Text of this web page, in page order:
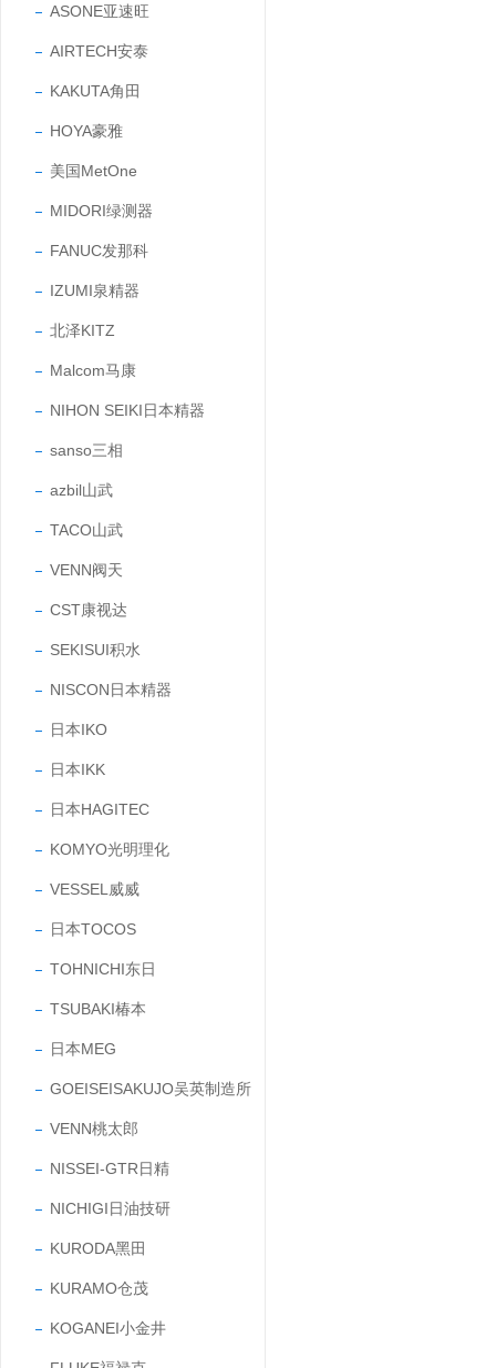
ASONE亚速旺
AIRTECH安泰
KAKUTA角田
HOYA豪雅
美国MetOne
MIDORI绿测器
FANUC发那科
IZUMI泉精器
北泽KITZ
Malcom马康
NIHON SEIKI日本精器
sanso三相
azbil山武
TACO山武
VENN阀天
CST康视达
SEKISUI积水
NISCON日本精器
日本IKO
日本IKK
日本HAGITEC
KOMYO光明理化
VESSEL威威
日本TOCOS
TOHNICHI东日
TSUBAKI椿本
日本MEG
GOEISEISAKUJO吴英制造所
VENN桃太郎
NISSEI-GTR日精
NICHIGI日油技研
KURODA黑田
KURAMO仓茂
KOGANEI小金井